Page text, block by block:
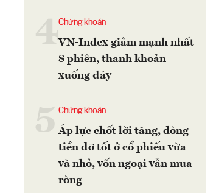
4Chứng khoán
VN-Index giảm mạnh nhất
8 phiên, thanh khoản
xuống đáy
Chứng khoán
Áp lực chốt lời tăng, dòng
tiền đỡ tốt ở cổ phiếu vừa
và nhỏ, vốn ngoại vẫn mua
ròng